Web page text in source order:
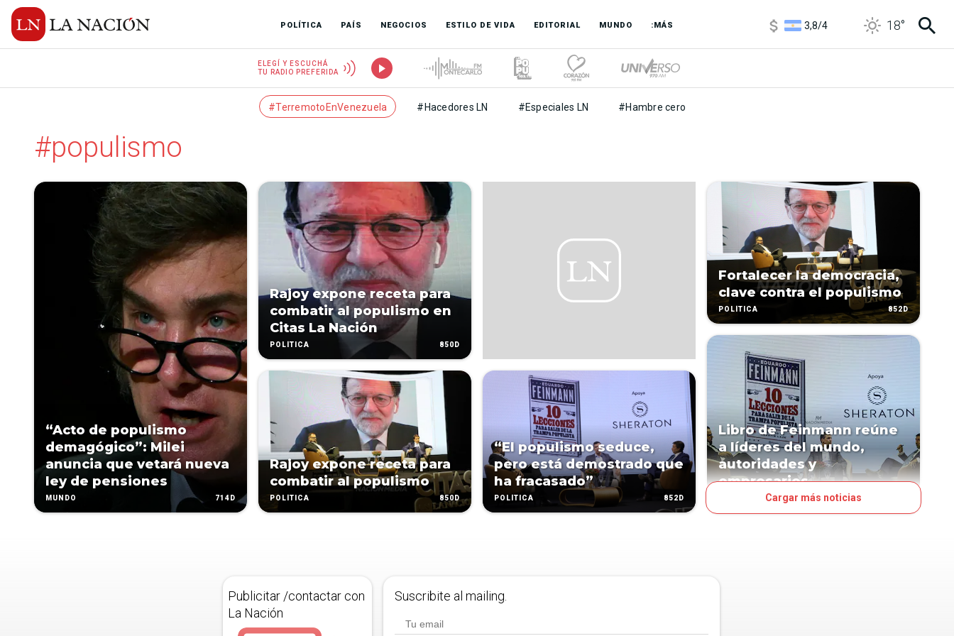
POLÍTICA PAÍS NEGOCIOS ESTILO DE VIDA EDITORIAL MUNDO :MÁS
6850/
5900/5960
18°
ELEGÍ Y ESCUCHÁ
TU RADIO PREFERIDA
#TerremotoEnVenezuela #Hacedores LN #Especiales LN #Hambre cero
#populismo
“Acto de populismo
demagógico”: Milei
anuncia que vetará nueva
ley de pensiones
MUNDO 714D
Rajoy expone receta para
combatir al populismo en
Citas La Nación
POLÍTICA 850D
Rajoy expone receta para
combatir al populismo
POLÍTICA 850D
“El populismo seduce,
pero está demostrado que
ha fracasado”
POLÍTICA 852D
Fortalecer la democracia,
clave contra el populismo
POLÍTICA 852D
Libro de Feinmann reúne
a líderes del mundo,
autoridades y
empresarios
Cargar más noticias
Publicitar /contactar con
La Nación
Suscribite al mailing.